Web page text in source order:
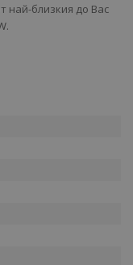
най-близкия до Вас